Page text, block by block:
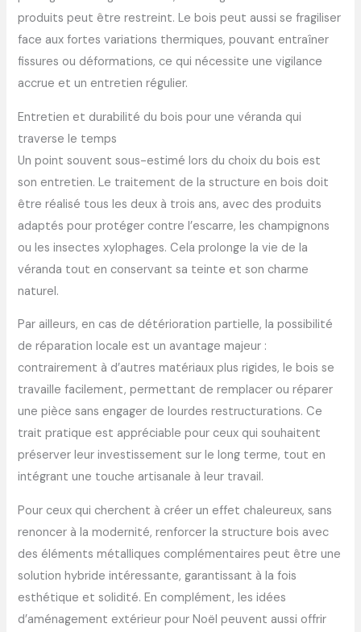
produits peut être restreint. Le bois peut aussi se fragiliser
face aux fortes variations thermiques, pouvant entraîner
fissures ou déformations, ce qui nécessite une vigilance
accrue et un entretien régulier.
Entretien et durabilité du bois pour une véranda qui
traverse le temps
Un point souvent sous-estimé lors du choix du bois est
son entretien. Le traitement de la structure en bois doit
être réalisé tous les deux à trois ans, avec des produits
adaptés pour protéger contre l’escarre, les champignons
ou les insectes xylophages. Cela prolonge la vie de la
véranda tout en conservant sa teinte et son charme
naturel.
Par ailleurs, en cas de détérioration partielle, la possibilité
de réparation locale est un avantage majeur :
contrairement à d’autres matériaux plus rigides, le bois se
travaille facilement, permettant de remplacer ou réparer
une pièce sans engager de lourdes restructurations. Ce
trait pratique est appréciable pour ceux qui souhaitent
préserver leur investissement sur le long terme, tout en
intégrant une touche artisanale à leur travail.
Pour ceux qui cherchent à créer un effet chaleureux, sans
renoncer à la modernité, renforcer la structure bois avec
des éléments métalliques complémentaires peut être une
solution hybride intéressante, garantissant à la fois
esthétique et solidité. En complément, les idées
d’aménagement extérieur pour Noël peuvent aussi offrir